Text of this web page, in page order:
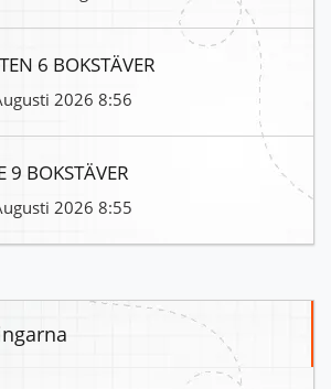
6 BOKSTÄVER
2026 8:56
9 BOKSTÄVER
2026 8:55